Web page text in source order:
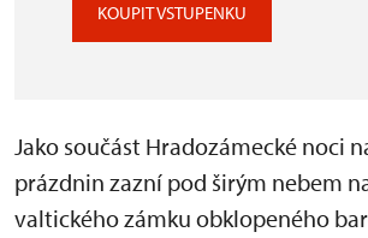
KOUPIT VSTUPENKU
Jako součást Hradozámecké noci
prázdnin zazní pod širým nebem
valtického zámku obklopeného